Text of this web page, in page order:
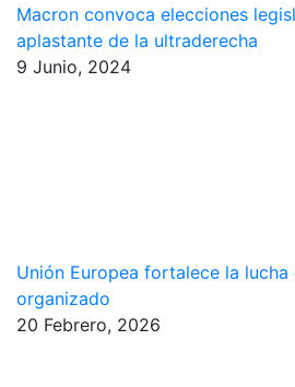
Macron convoca elecciones
aplastante de la ultraderecha
9 Junio, 2024
Unión Europea fortalece la
organizado
20 Febrero, 2026